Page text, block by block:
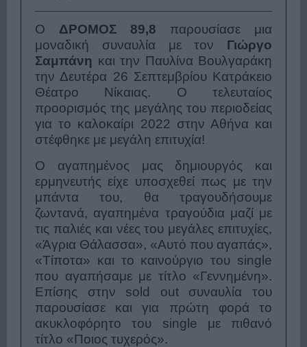
Ο ΔΡΟΜΟΣ 89,8 παρουσίασε μια
μοναδική συναυλία με τον Γιώργο
Σαμπάνη και την Παυλίνα Βουλγαράκη
την Δευτέρα 26 Σεπτεμβρίου Κατράκειο
Θέατρο Νίκαιας. Ο τελευταίος
προορισμός της μεγάλης του περιοδείας
για το καλοκαίρι 2022 στην Αθήνα και
στέφθηκε με μεγάλη επιτυχία!
Ο αγαπημένος μας δημιουργός και
ερμηνευτής είχε υποσχεθεί πως με την
μπάντα του, θα τραγουδήσουμε
ζωντανά, αγαπημένα τραγούδια μαζί με
τις παλιές και νέες του μεγάλες επιτυχίες,
«Άγρια Θάλασσα», «Αυτό που αγαπάς»,
«Τίποτα» και το καινούργιο του single
που αγαπήσαμε με τίτλο «Γεννημένη».
Επίσης στην sold out συναυλία του
παρουσίασε και για πρώτη φορά το
ακυκλοφόρητο του single με πιθανό
τίτλο «Ποιος τυχερός».